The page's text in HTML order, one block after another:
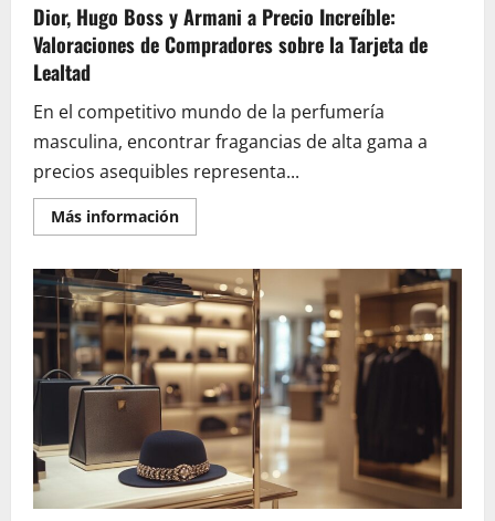
de
Reproductores
con
Tecnología
WiFi
Dior, Hugo Boss y Armani a Precio Increíble:
Valoraciones de Compradores sobre la Tarjeta de
Lealtad
En el competitivo mundo de la perfumería
masculina, encontrar fragancias de alta gama a
precios asequibles representa...
Más informaciónEn
savoir
Dior,
Hugo
Boss
y
Armani
a
Precio
Increíble:
Valoraciones
de
Compradores
sobre
la
Tarjeta
de
Lealtad